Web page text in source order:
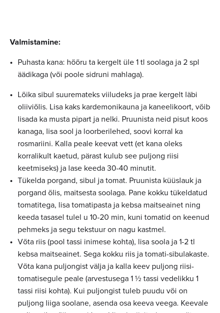
Valmistamine:
Puhasta kana: hõõru ta kergelt üle 1 tl soolaga ja 2 spl
äädikaga (või poole sidruni mahlaga).
Lõika sibul suuremateks viiludeks ja prae kergelt läbi
oliiviõlis. Lisa kaks kardemonikauna ja kaneelikoort, võib
lisada ka musta pipart ja nelki. Pruunista neid pisut koos
kanaga, lisa sool ja loorberilehed, soovi korral ka
rosmariini. Kalla peale keevat vett (et kana oleks
korralikult kaetud, pärast kulub see puljong riisi
keetmiseks) ja lase keeda 30-40 minutit.
Tükelda porgand, sibul ja tomat. Pruunista küüslauk ja
porgand õlis, maitsesta soolaga. Pane kokku tükeldatud
tomatitega, lisa tomatipasta ja kebsa maitseainet ning
keeda tasasel tulel u 10-20 min, kuni tomatid on keenud
pehmeks ja segu tekstuur on nagu kastmel.
Võta riis (pool tassi inimese kohta), lisa soola ja 1-2 tl
kebsa maitseainet. Sega kokku riis ja tomati-sibulakaste.
Võta kana puljongist välja ja kalla keev puljong riisi-
tomatisegule peale (arvestusega 1 ½ tassi vedelikku 1
tassi riisi kohta). Kui puljongist tuleb puudu või on
puljong liiga soolane, asenda osa keeva veega. Keevale